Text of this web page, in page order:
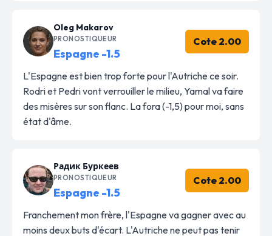
Oleg Makarov
PRONOSTIQUEUR
Espagne -1.5
Cote 2.00
L'Espagne est bien trop forte pour l'Autriche ce soir.
Rodri et Pedri vont verrouiller le milieu, Yamal va faire
des misères sur son flanc. La fora (-1,5) pour moi, sans
état d'âme.
Радик Буркеев
PRONOSTIQUEUR
Espagne -1.5
Cote 2.00
Franchement mon frère, l'Espagne va gagner avec au
moins deux buts d'écart. L'Autriche ne peut pas tenir